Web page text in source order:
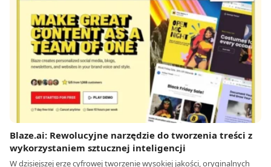
Blaze.ai: Rewolucyjne narzędzie do tworzenia treści z
wykorzystaniem sztucznej inteligencji
W dzisiejszej erze cyfrowej tworzenie wysokiej jakości, oryginalnych